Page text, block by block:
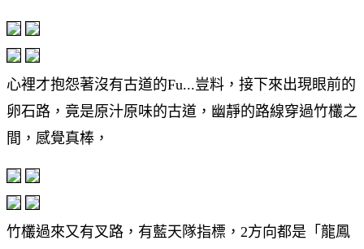
心裡才抱怨著沒有古道的Fu...豈料，接下來出現眼前的
卵石路，竟是原汁原味的古道，幽靜的路線穿過竹欉之
間，感覺真棒，
竹欉過來又有叉路，有藍天隊指標，2方向都是「龍鳳